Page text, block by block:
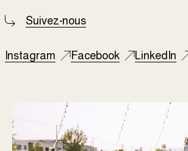
Suivez-nous
Instagram Facebook LinkedIn